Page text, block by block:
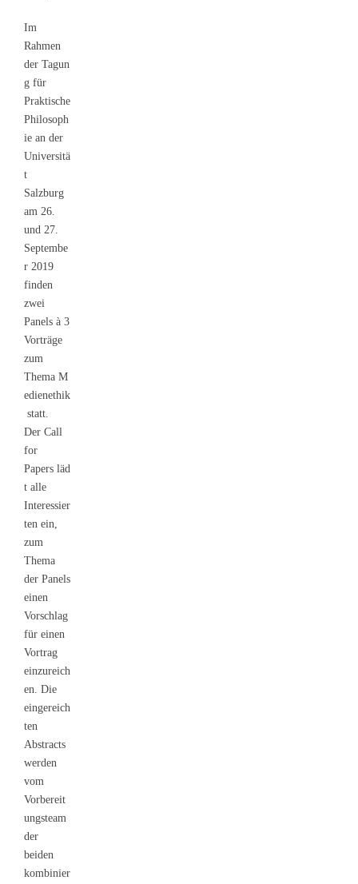
Im
Rahmen
der Tagun
g für
Praktische
Philosoph
ie an der
Universitä
t
Salzburg
am 26.
und 27.
Septembe
r 2019
finden
zwei
Panels à 3
Vorträge
zum
Thema M
edienethik
statt.
Der Call
for
Papers läd
t alle
Interessier
ten ein,
zum
Thema
der Panels
einen
Vorschlag
für einen
Vortrag
einzureich
en. Die
eingereich
ten
Abstracts
werden
vom
Vorbereit
ungsteam
der
beiden
kombinier